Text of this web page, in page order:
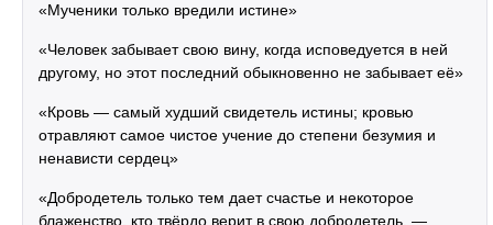
«Мученики только вредили истине»
«Человек забывает свою вину, когда исповедуется в ней
другому, но этот последний обыкновенно не забывает её»
«Кровь — самый худший свидетель истины; кровью
отравляют самое чистое учение до степени безумия и
ненависти сердец»
«Добродетель только тем дает счастье и некоторое
блаженство, кто твёрдо верит в свою добродетель, —